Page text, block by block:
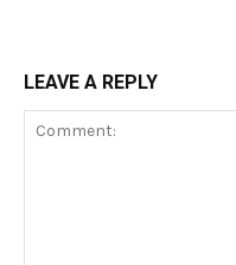
LEAVE A REPLY